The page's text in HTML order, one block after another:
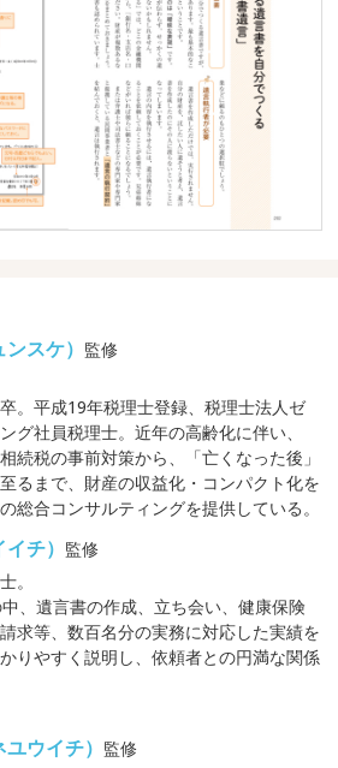
スケ） 監修
。平成19年税理士登録、税理士法人ゼ
グ社員税理士。近年の高齢化に伴い、
続税の事前対策から、「亡くなった後」
るまで、財産の収益化・コンパクト化を
総合コンサルティングを提供している。
チ） 監修
。
、遺言書の作成、立ち会い、健康保険
求等、数百名分の実務に対応した実績を
りやすく説明し、依頼者との円満な関係
ウイチ） 監修